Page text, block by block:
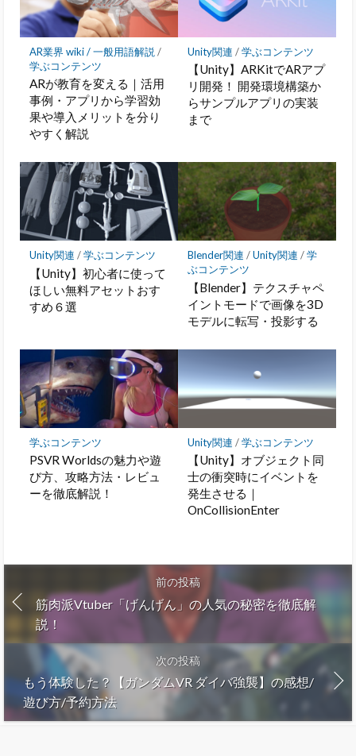
に
保
AR業界 wiki / 一般用語解説 /
学ぶコンテンツ
ARが教育を変える｜活用
事例・アプリから学習効
果や導入メリットを分り
やすく解説
Unity関連 /学ぶコンテンツ
【Unity】ARKitでARアプ
リ開発！ 開発環境構築か
らサンプルアプリの実装
まで
Unity関連 /学ぶコンテンツ
【Unity】初心者に使って
ほしい無料アセットおす
すめ６選
Blender関連 /Unity関連 /学
ぶコンテンツ
【Blender】テクスチャペ
イントモードで画像を3D
モデルに転写・投影する
学ぶコンテンツ
PSVR Worldsの魅力や遊
び方、攻略方法・レビュ
ーを徹底解説！
Unity関連 /学ぶコンテンツ
【Unity】オブジェクト同
士の衝突時にイベントを
発生させる｜
OnCollisionEnter
前の投稿
筋肉派Vtuber「げんげん」の人気の秘密を徹底解
説！
次の投稿
もう体験した？【ガンダムVR ダイバ強襲】の感想/
遊び方/予約方法